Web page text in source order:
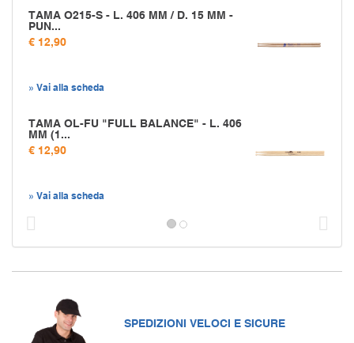
TAMA O215-S - L. 406 MM / D. 15 MM -
PUN...
€ 12,90
» Vai alla scheda
TAMA OL-FU "FULL BALANCE" - L. 406
MM (1...
€ 12,90
» Vai alla scheda
SPEDIZIONI VELOCI E SICURE